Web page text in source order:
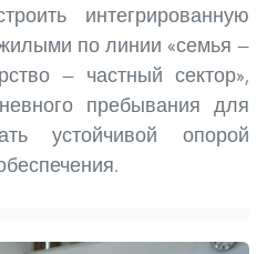
интегрированную
по линии «семья —
— частный сектор»,
пребывания для
устойчивой опорой